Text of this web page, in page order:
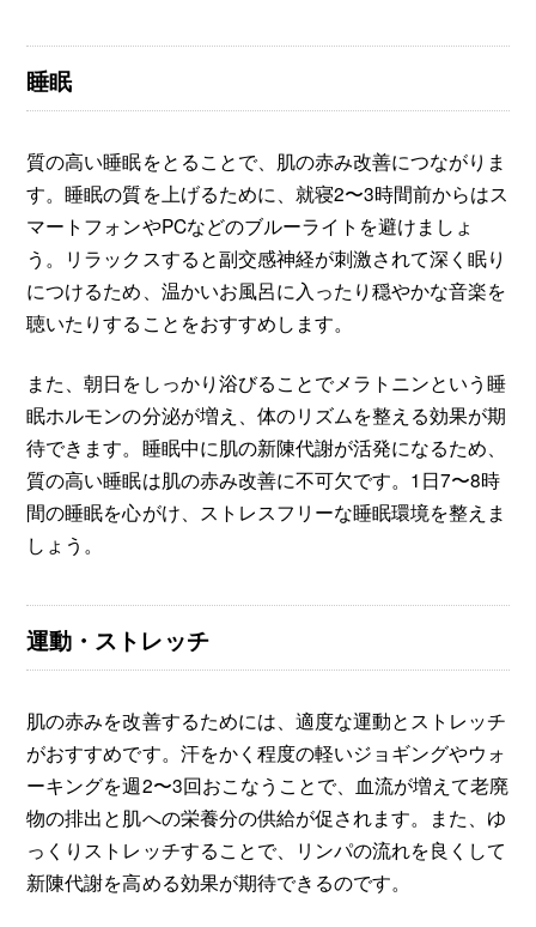
睡眠
質の高い睡眠をとることで、肌の赤み改善につながりま
す。睡眠の質を上げるために、就寝2〜3時間前からはス
マートフォンやPCなどのブルーライトを避けましょ
う。リラックスすると副交感神経が刺激されて深く眠り
につけるため、温かいお風呂に入ったり穏やかな音楽を
聴いたりすることをおすすめします。
また、朝日をしっかり浴びることでメラトニンという睡
眠ホルモンの分泌が増え、体のリズムを整える効果が期
待できます。睡眠中に肌の新陳代謝が活発になるため、
質の高い睡眠は肌の赤み改善に不可欠です。1日7〜8時
間の睡眠を心がけ、ストレスフリーな睡眠環境を整えま
しょう。
運動・ストレッチ
肌の赤みを改善するためには、適度な運動とストレッチ
がおすすめです。汗をかく程度の軽いジョギングやウォ
ーキングを週2〜3回おこなうことで、血流が増えて老廃
物の排出と肌への栄養分の供給が促されます。また、ゆ
っくりストレッチすることで、リンパの流れを良くして
新陳代謝を高める効果が期待できるのです。